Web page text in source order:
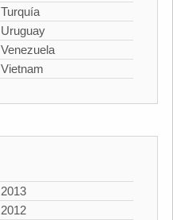
Turquía
Uruguay
Venezuela
Vietnam
2013
2012